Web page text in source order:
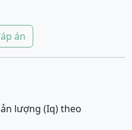
án
lượng (Iq) theo